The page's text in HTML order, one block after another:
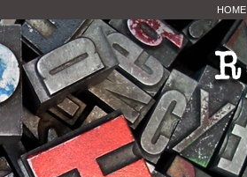
HOME